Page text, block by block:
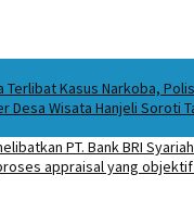
Terlibat Kasus Narkoba,
Desa Wisata Hanjeli Soroti